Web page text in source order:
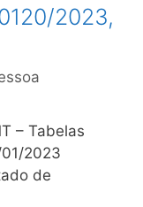
2023,
– Tabelas
2023
de